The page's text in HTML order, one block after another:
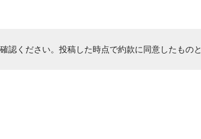
認ください。投稿した時点で約款に同意したものと